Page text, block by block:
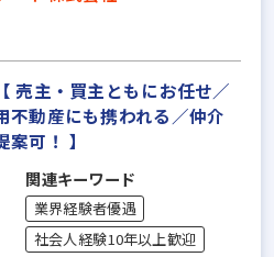
売主・買主ともにお任せ／
不動産にも携われる／仲介
可！ 】
関連キーワード
業界経験者優遇
社会人経験10年以上歓迎